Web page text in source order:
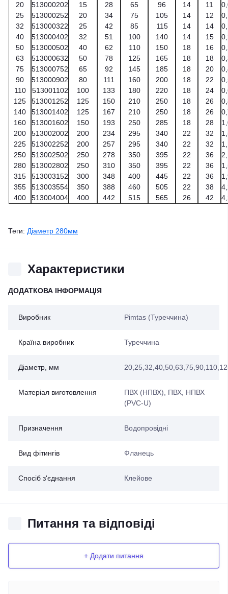
20
25
32
40
50
63
75
90
110
125
140
160
200
225
250
280
315
355
400
513000202
513000252
513000322
513000402
513000502
513000632
513000752
513000902
513001102
513001252
513001402
513001602
513002002
513002252
513002502
513002802
513003152
513003554
513004004
15
20
25
32
40
50
65
80
100
125
125
150
200
200
250
250
300
350
400
28
34
42
51
62
78
92
111
133
150
167
193
234
257
278
310
348
388
442
65
75
85
100
110
125
145
160
180
210
210
250
295
295
350
350
400
460
515
96
105
115
140
150
165
185
200
220
250
250
285
340
340
395
395
445
505
565
14
14
14
14
18
18
18
18
18
18
18
18
22
22
22
22
22
22
26
11
12
14
15
16
18
20
22
24
26
26
28
32
32
36
36
36
38
42
Теги: Діаметр 280мм
Характеристики
ДОДАТКОВА ІНФОРМАЦІЯ
Виробник Pimtas (Туреччина)
Країна виробник Туреччина
Діаметр, мм 20, 25 32 40, 50, 63 75 90, 110,
Матеріал виготовлення ПВХ (НПВХ)
ПВХ, НПВХ
(PVC-U)
Призначення Водопровідні
Вид фітингів Фланець
Спосіб з'єднання Клейове
Питання та відповіді
+ Додати питання